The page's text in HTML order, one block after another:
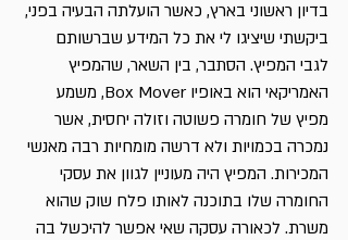
בדיון ראשוני בארץ, כאשר הועלתה הבעיה בפני,
ביקשתי שיציגו לי את כל המידע שברשותם
לגבי המפיץ. הסתבר, בין השאר, שהמפיץ
האמריקאי הוא באופיו Box Mover, משמע
מפיץ של חומרה פשוטה וזולה יחסית, אשר
נמכרה בכמויות ולא דרשה מומחיות רבה מאנשי
המכירות. המפיץ היה מעוניין לגוון את עסקי
החומרה שלו בתוכנה לאותו פלח שוק שהוא
משרת. לכאורה עסקה שאי אפשר להיכשל בה